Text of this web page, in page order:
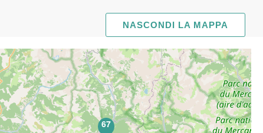
NASCONDI LA MAPPA
67